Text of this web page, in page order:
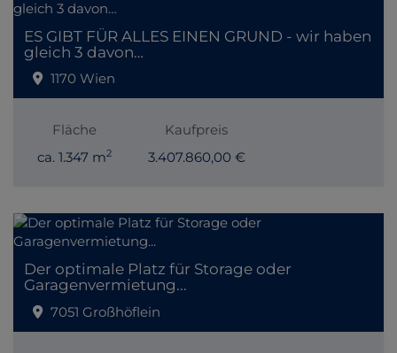
ES GIBT FÜR ALLES EINEN GRUND - wir haben
gleich 3 davon…
1170 Wien
Fläche
ca. 1.347 m2
Kaufpreis
3.407.860,00 €
Der optimale Platz für Storage oder
Garagenvermietung...
7051 Großhöflein